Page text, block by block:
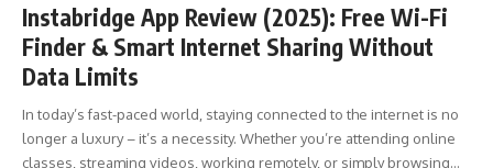
Instabridge App Review (2025): Free Wi-Fi
Finder & Smart Internet Sharing Without
Data Limits
In today’s fast-paced world, staying connected to the internet is no
longer a luxury – it’s a necessity. Whether you’re attending online
classes, streaming videos, working remotely, or simply browsing…